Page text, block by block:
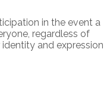
in the event a
regardless of
and expression